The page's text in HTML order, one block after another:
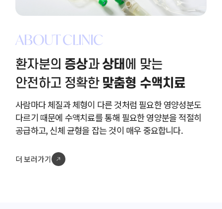
ABOUT CLINIC
환자분의 증상과상태에 맞는
안전하고 정확한 맞춤형 수액치료
사람마다 체질과 체형이 다른 것처럼 필요한 영양성분도
다르기 때문에 수액치료를 통해 필요한 영양분을 적절히
공급하고, 신체 균형을 잡는 것이 매우 중요합니다.
더 보러가기